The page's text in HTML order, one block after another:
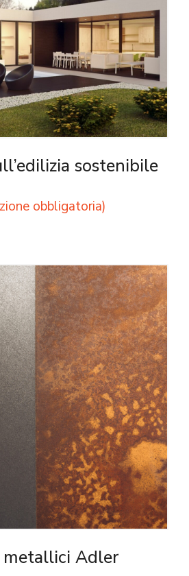
sostenibile
obbligatoria)
Adler